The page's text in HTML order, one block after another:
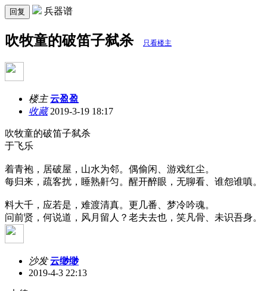
回复 兵器谱
吹牧童的破笛子弑杀 只看楼主
楼主 云盈盈
收藏2019-3-19 18:17
吹牧童的破笛子弑杀
于飞乐
着青袍，居破屋，山水为邻。偶偷闲、游戏红尘。
每归来，疏客扰，睡熟鼾匀。醒开醉眼，无聊看、谁怨谁嗔。
料大千，应若是，难渡清真。更几番、梦冷吟魂。
问前贤，何说道，风月留人？老夫去也，笑凡骨、未识吾身。
沙发 云缈缈
2019-4-3 22:13